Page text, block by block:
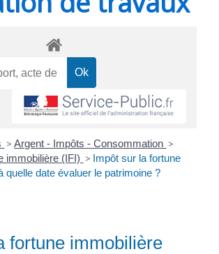
> Argent - Impôts - Consommation >
immobilière (IFI) > Impôt sur la fortune
quelle date évaluer le patrimoine ?
fortune immobilière